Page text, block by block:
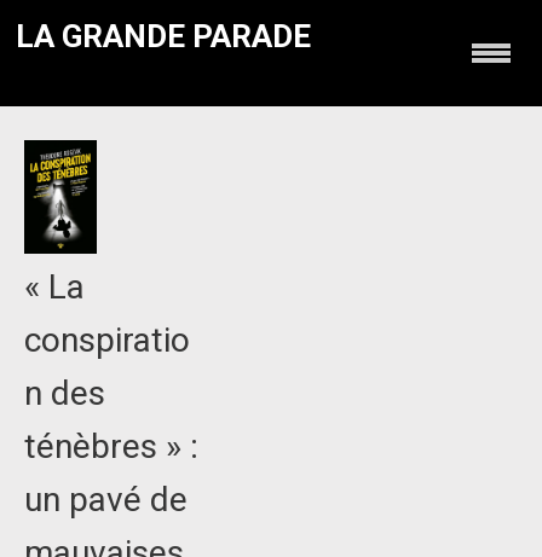
LA GRANDE PARADE
« La
conspiratio
n des
ténèbres » :
un pavé de